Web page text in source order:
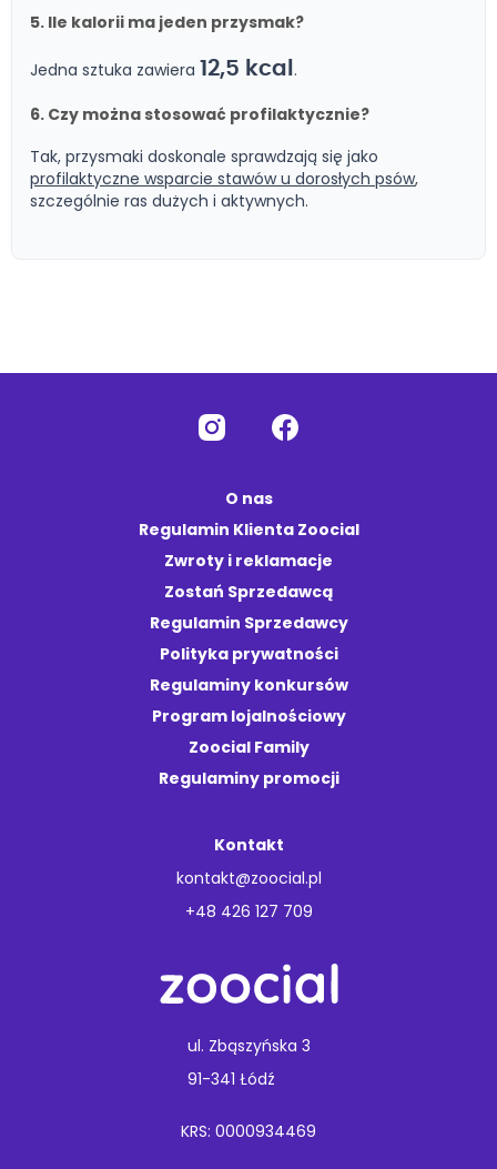
5. Ile kalorii ma jeden przysmak?
Jedna sztuka zawiera 12,5 kcal .
6. Czy można stosować profilaktycznie?
Tak, przysmaki doskonale sprawdzają się jako
profilaktyczne wsparcie stawów u dorosłych psów,
szczególnie ras dużych i aktywnych.
O nas
Regulamin Klienta Zoocial
Zwroty i reklamacje
Zostań Sprzedawcą
Regulamin Sprzedawcy
Polityka prywatności
Regulaminy konkursów
Program lojalnościowy
Zoocial Family
Regulaminy promocji
Kontakt
kontakt@zoocial.pl
+48 426 127 709
ul. Zbąszyńska 3
91-341 Łódź
KRS: 0000934469